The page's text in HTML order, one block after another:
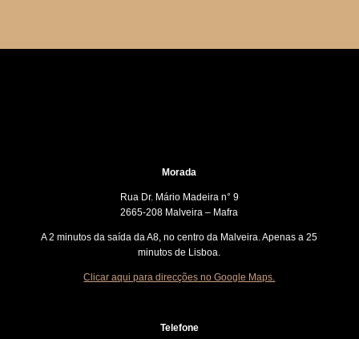
Morada
Rua Dr. Mário Madeira n° 9
2665-208 Malveira – Mafra
A 2 minutos da saída da A8, no centro da Malveira. Apenas a 25
minutos de Lisboa.
Clicar aqui para direcções no Google Maps.
Telefone